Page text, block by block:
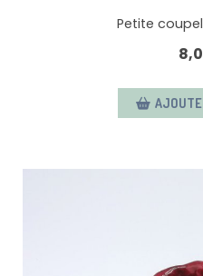
Petite